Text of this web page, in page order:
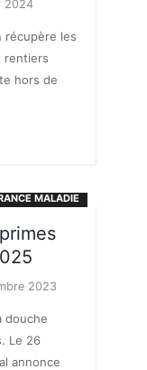
2024
récupère les
rentiers
hors de
MALADIE
2023
douche
Le 26
annonce